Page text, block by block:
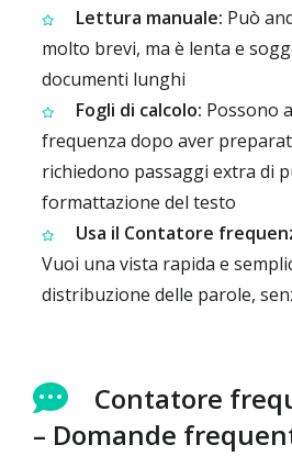
Lettura manuale: Può
molto brevi, ma è lenta e
documenti lunghi
Fogli di calcolo: Possono
frequenza dopo aver
richiedono passaggi extra di
formattazione del testo
Usa il Contatore
Vuoi una vista rapida e
distribuzione delle parole,
Contatore
– Domande